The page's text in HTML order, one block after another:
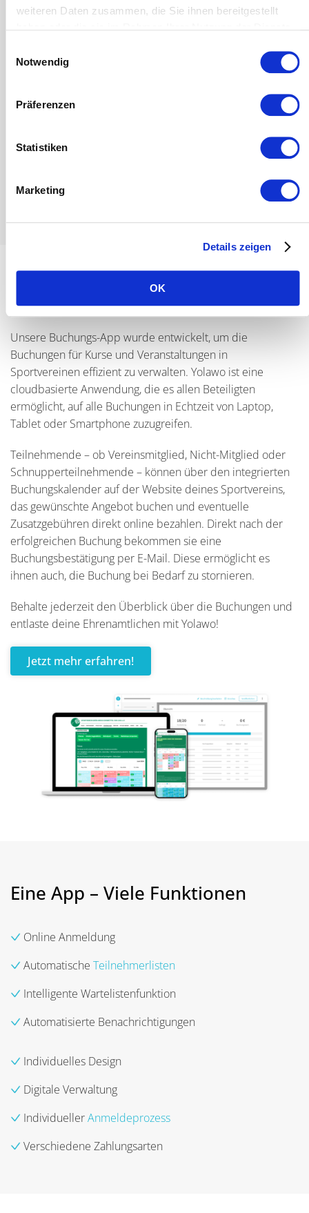
weiteren Daten zusammen, die Sie ihnen bereitgestellt
Notwendig
Präferenzen
Statistiken
Marketing
Details zeigen
OK
Einfache Verwaltung der
Buchungen deines Sportvereins
Unsere Buchungs-App wurde entwickelt, um die
Buchungen für Kurse und Veranstaltungen in
Sportvereinen effizient zu verwalten. Yolawo ist eine
cloudbasierte Anwendung, die es allen Beteiligten
ermöglicht, auf alle Buchungen in Echtzeit von Laptop,
Tablet oder Smartphone zuzugreifen.
Teilnehmende – ob Vereinsmitglied, Nicht-Mitglied oder
Schnupperteilnehmende – können über den integrierten
Buchungskalender auf der Website deines Sportvereins,
das gewünschte Angebot buchen und eventuelle
Zusatzgebühren direkt online bezahlen. Direkt nach der
erfolgreichen Buchung bekommen sie eine
Buchungsbestätigung per E-Mail. Diese ermöglicht es
ihnen auch, die Buchung bei Bedarf zu stornieren.
Behalte jederzeit den Überblick über die Buchungen und
entlaste deine Ehrenamtlichen mit Yolawo!
Jetzt mehr erfahren!
Eine App – Viele Funktionen
Online Anmeldung
Automatische Teilnehmerlisten
Intelligente Wartelistenfunktion
Automatisierte Benachrichtigungen
Individuelles Design
Digitale Verwaltung
IndividuellerAnmeldeprozess
Verschiedene Zahlungsarten